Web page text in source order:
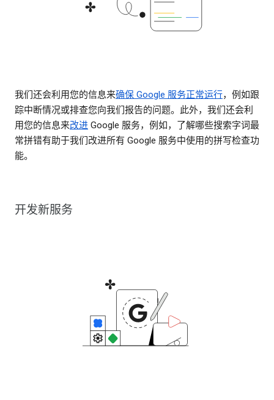
我们还会利用您的信息来确保 Google 服务正常运行，例如跟
踪中断情况或排查您向我们报告的问题。此外，我们还会利
用您的信息来改进 Google 服务，例如，了解哪些搜索字词最
常拼错有助于我们改进所有 Google 服务中使用的拼写检查功
能。
开发新服务